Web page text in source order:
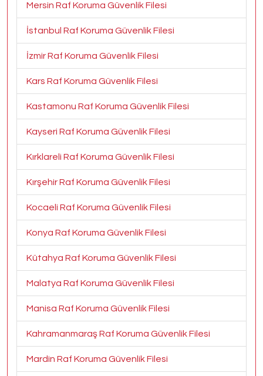
Mersin Raf Koruma Güvenlik Filesi
İstanbul Raf Koruma Güvenlik Filesi
İzmir Raf Koruma Güvenlik Filesi
Kars Raf Koruma Güvenlik Filesi
Kastamonu Raf Koruma Güvenlik Filesi
Kayseri Raf Koruma Güvenlik Filesi
Kırklareli Raf Koruma Güvenlik Filesi
Kırşehir Raf Koruma Güvenlik Filesi
Kocaeli Raf Koruma Güvenlik Filesi
Konya Raf Koruma Güvenlik Filesi
Kütahya Raf Koruma Güvenlik Filesi
Malatya Raf Koruma Güvenlik Filesi
Manisa Raf Koruma Güvenlik Filesi
Kahramanmaraş Raf Koruma Güvenlik Filesi
Mardin Raf Koruma Güvenlik Filesi